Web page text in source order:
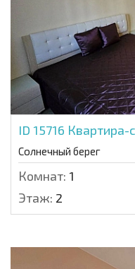
ID 15716 Квартира-
Солнечный берег
Комнат: 1
Этаж: 2